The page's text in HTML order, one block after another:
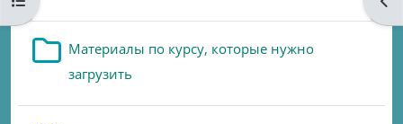
Материалы по курсу, которые нужно
загрузить